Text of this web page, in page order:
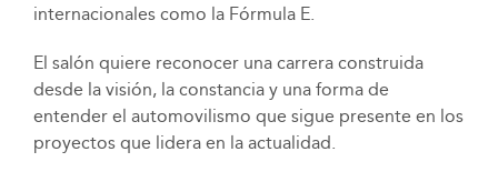
internacionales como la Fórmula E.
El salón quiere reconocer una carrera construida
desde la visión, la constancia y una forma de
entender el automovilismo que sigue presente en los
proyectos que lidera en la actualidad.